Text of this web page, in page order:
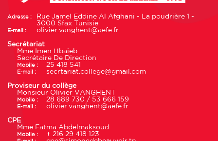
Adresse :
Rue Jamel Eddine Al Afghani - La poudrière 1 -
3000 Sfax Tunisie
E-mail : olivier.vanghent@aefe.fr
Secrétariat
Mme Imen Hbaieb
Secrétaire De Direction
Mobile : 25 418 541
E-mail : secrtariat.college@gmail.com
Proviseur du collège
Monsieur Olivier VANGHENT
Mobile : 28 689 730 / 53 666 159
E-mail : olivier.vanghent@aefe.fr
CPE
Mme Fatma Abdelmaksoud
Mobile : + 216 29 418 123